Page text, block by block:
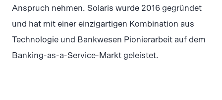
Anspruch nehmen. Solaris wurde 2016 gegründet
und hat mit einer einzigartigen Kombination aus
Technologie und Bankwesen Pionierarbeit auf dem
Banking-as-a-Service-Markt geleistet.